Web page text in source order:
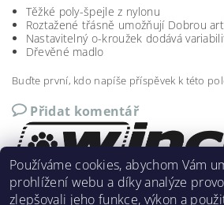
Těžké poly-špejle z nylonu
Roztažené třásně umožňují Dobrou
Nastavitelný o-kroužek dodává
Dřevěné madlo
Buďte první, kdo napíše příspěvek k této
Přidat komentář
Používáme cookies, abychom Vám
prohlížení webu a díky analýze
zlepšovali jeho funkce, výkon a